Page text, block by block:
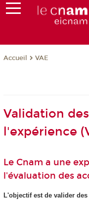
Accueil VAE
Validation
l'expérience
Le Cnam a une
l'évaluation des
L'objectif est de valider